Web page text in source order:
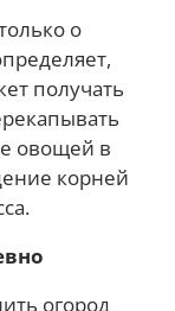
о
получать
овощей в
корней
огород